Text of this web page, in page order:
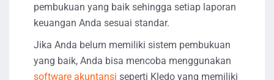
pembukuan yang baik sehingga setiap laporan
keuangan Anda sesuai standar.
Jika Anda belum memiliki sistem pembukuan
yang baik, Anda bisa mencoba menggunakan
software akuntansi seperti Kledo yang memiliki